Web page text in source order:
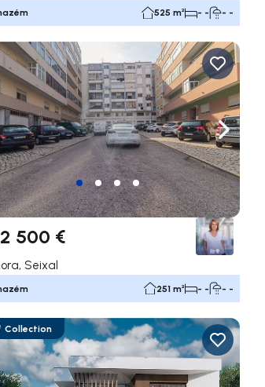
525 m² - - - -
para a direitapara a esquerda
500 €
Seixal
251 m² - - - -
Collection